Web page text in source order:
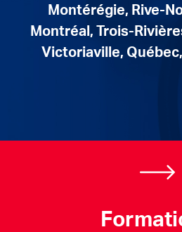
Montérégie, Rive-
Montréal, Trois-
Victoriaville,